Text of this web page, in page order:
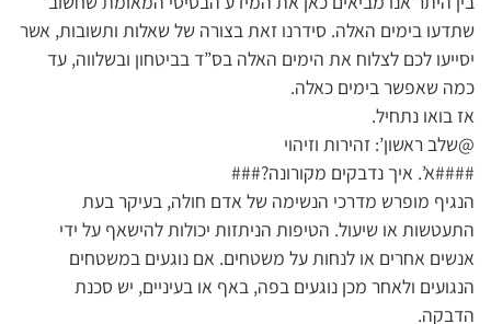
שתדעו בימים האלה. סידרנו זאת בצורה של שאלות ותשובות, אשר
יסייעו לכם לצלוח את הימים האלה בס”ד בביטחון ובשלווה, עד
כמה שאפשר בימים כאלה.
אז בואו נתחיל.
@שלב ראשון’: זהירות וזיהוי
####א’. איך נדבקים מקורונה?###
הנגיף מופרש מדרכי הנשימה של אדם חולה, בעיקר בעת
התעטשות או שיעול. הטיפות הניתזות יכולות להישאף על ידי
אנשים אחרים או לנחות על משטחים. אם נוגעים במשטחים
הנגועים ולאחר מכן נוגעים בפה, באף או בעיניים, יש סכנת
הדבקה.